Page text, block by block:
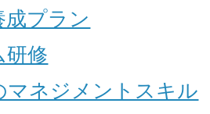
成プラン
研修
マネジメントスキル